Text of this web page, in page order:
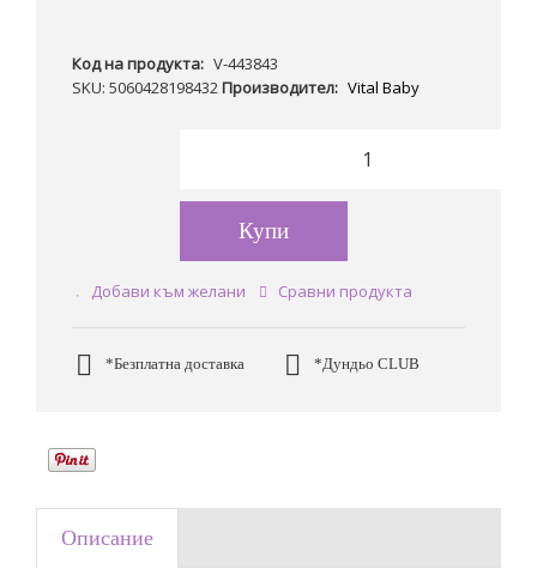
Код на продукта: V-443843
SKU: 5060428198432 Производител: Vital Baby
Купи
Добави към желани Сравни продукта
*Безплатна доставка *Дундьо CLUB
Описание